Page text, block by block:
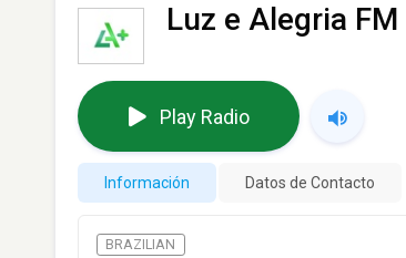
Luz e Alegria FM
Play Radio
Información Datos de Contacto
BRAZILIAN